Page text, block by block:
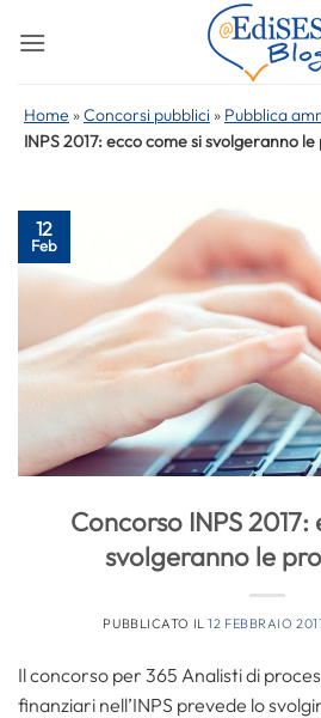
Home »Concorsi pubblici » Pubblica
INPS 2017: ecco come si svolgeranno
12
Feb
Concorso INPS
svolgeranno le
PUBBLICATO IL12 FEBBRAIO
Il concorso per 365 Analisti di
finanziari nell’INPS prevede lo